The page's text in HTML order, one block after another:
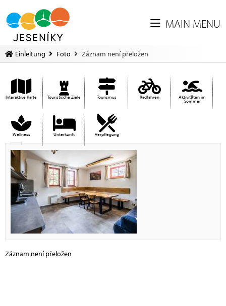
MAIN MENU
Einleitung Foto Záznam není přeložen
Interaktive Karte Touristische Ziele Tourismus Radfahren Aktivitäten im
Sommer
Wellness Unterkunft Verpflegung
Záznam není přeložen